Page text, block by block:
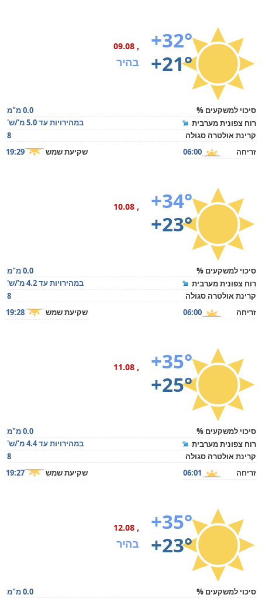
+32°
+21°
, 09.08
בהיר
סיכוי למשקעים %
0.0 מ"מ
רוח צפונית מערבית
במהירויות עד 5.0 מ'/ש'
קרינת אולטרה סגולה
8
זריחה
06:00 שקיעת שמש 19:29
+34°
+23°
, 10.08
סיכוי למשקעים %
0.0 מ"מ
רוח צפונית מערבית
במהירויות עד 4.2 מ'/ש'
קרינת אולטרה סגולה
8
זריחה
06:00 שקיעת שמש 19:28
+35°
+25°
, 11.08
סיכוי למשקעים %
0.0 מ"מ
רוח צפונית מערבית
במהירויות עד 4.4 מ'/ש'
קרינת אולטרה סגולה
8
זריחה
06:01 שקיעת שמש 19:27
+35°
+23°
, 12.08
בהיר
סיכוי למשקעים %
0.0 מ"מ